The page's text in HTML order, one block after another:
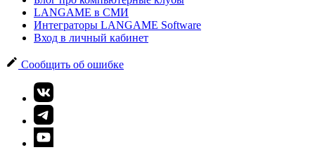
LANGAME в СМИ
Интеграторы LANGAME Software
Вход в личный кабинет
Сообщить об ошибке